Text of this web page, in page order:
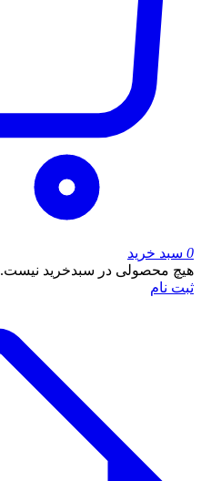
0 سبد خرید
هیچ محصولی در سبدخرید نیست.
ثبت نام